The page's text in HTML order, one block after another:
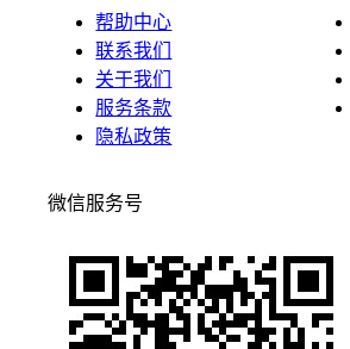
帮助中心
联系我们
关于我们
服务条款
隐私政策
微信服务号